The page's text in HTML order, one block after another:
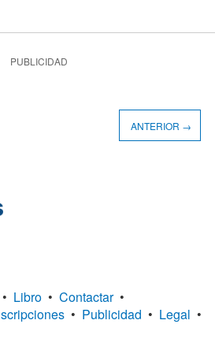
PUBLICIDAD
ANTERIOR →
• Libro • Contactar •
• Publicidad • Legal •